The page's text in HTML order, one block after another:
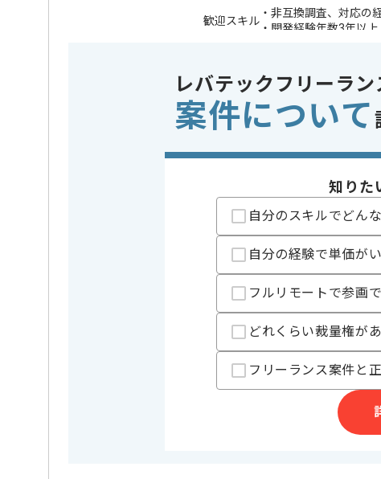
歓迎スキル
・非互換調査、対応の
・開発経験年数3年以上
この案件で扱う技術 OS Linux
特徴
20代活躍中 ,
登記手続きシステム更改案件に携わっていただきます｡
Java開発やテストエンジニアのご経験を活かしたい方にお
基本的には一部リモート作業を見込んでおります。
レバテックフリーラン
案件について
知りた
自分のスキルでどん
自分の経験で単価が
フルリモートで参画
どれくらい裁量権が
フリーランス案件と